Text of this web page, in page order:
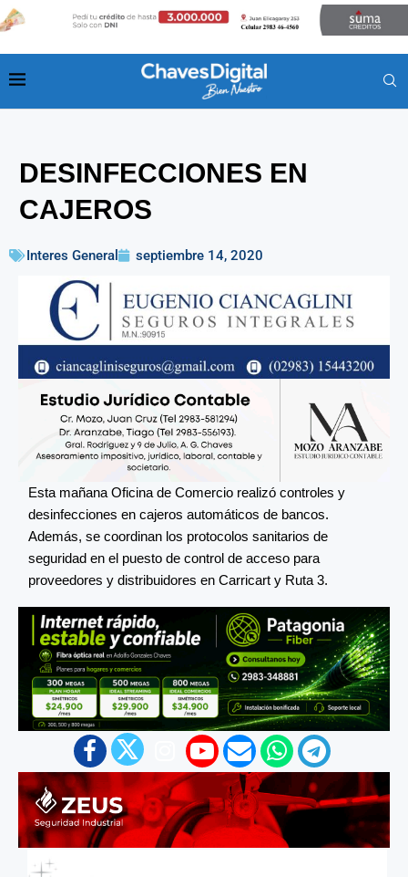
DESINFECCIONES EN
CAJEROS
Interes General septiembre 14, 2020
Esta mañana Oficina de Comercio realizó controles y
desinfecciones en cajeros automáticos de bancos.
Además, se coordinan los protocolos sanitarios de
seguridad en el puesto de control de acceso para
proveedores y distribuidores en Carricart y Ruta 3.